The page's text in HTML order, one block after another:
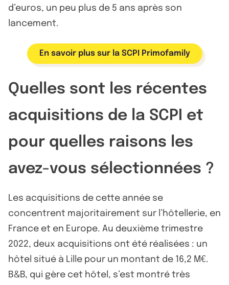
d’euros, un peu plus de 5 ans après son
lancement.
En savoir plus sur la SCPI Primofamily
Quelles sont les récentes
acquisitions de la SCPI et
pour quelles raisons les
avez-vous sélectionnées ?
Les acquisitions de cette année se
concentrent majoritairement sur l’hôtellerie, en
France et en Europe. Au deuxième trimestre
2022, deux acquisitions ont été réalisées : un
hôtel situé à Lille pour un montant de 16,2 M€.
B&B, qui gère cet hôtel, s’est montré très